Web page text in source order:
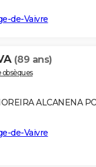
de-Vaivre
(89 ans)
ALCANENA
de-Vaivre